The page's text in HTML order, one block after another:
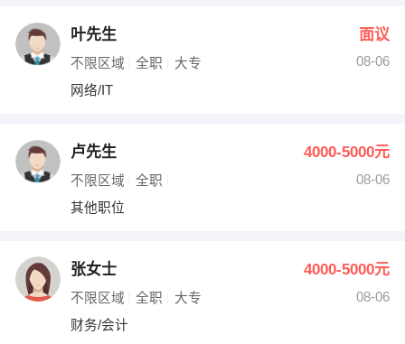
叶先生 面议
不限区域 全职 大专
08-06
网络/IT
卢先生 4000-5000元
不限区域 全职
08-06
其他职位
张女士 4000-5000元
不限区域 全职 大专
08-06
财务/会计